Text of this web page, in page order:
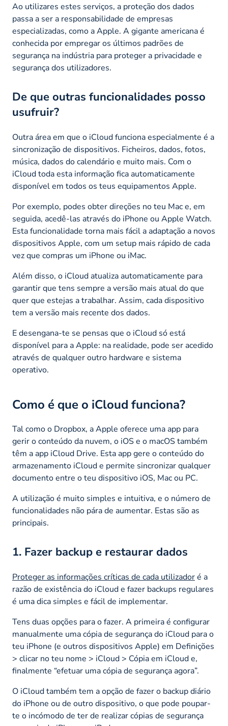
Ao utilizares estes serviços, a proteção dos dados
passa a ser a responsabilidade de empresas
especializadas, como a Apple. A gigante americana é
conhecida por empregar os últimos padrões de
segurança na indústria para proteger a privacidade e
segurança dos utilizadores.
De que outras funcionalidades posso
usufruir?
Outra área em que o iCloud funciona especialmente é a
sincronização de dispositivos. Ficheiros, dados, fotos,
música, dados do calendário e muito mais. Com o
iCloud toda esta informação fica automaticamente
disponível em todos os teus equipamentos Apple.
Por exemplo, podes obter direções no teu Mac e, em
seguida, acedê-las através do iPhone ou Apple Watch.
Esta funcionalidade torna mais fácil a adaptação a novos
dispositivos Apple, com um setup mais rápido de cada
vez que compras um iPhone ou iMac.
Além disso, o iCloud atualiza automaticamente para
garantir que tens sempre a versão mais atual do que
quer que estejas a trabalhar. Assim, cada dispositivo
tem a versão mais recente dos dados.
E desengana-te se pensas que o iCloud só está
disponível para a Apple: na realidade, pode ser acedido
através de qualquer outro hardware e sistema
operativo.
Como é que o iCloud funciona?
Tal como o Dropbox, a Apple oferece uma app para
gerir o conteúdo da nuvem, o iOS e o macOS também
têm a app iCloud Drive. Esta app gere o conteúdo do
armazenamento iCloud e permite sincronizar qualquer
documento entre o teu dispositivo iOS, Mac ou PC.
A utilização é muito simples e intuitiva, e o número de
funcionalidades não pára de aumentar. Estas são as
principais.
1. Fazer backup e restaurar dados
Proteger as informações críticas de cada utilizadoré a
razão de existência do iCloud e fazer backups regulares
é uma dica simples e fácil de implementar.
Tens duas opções para o fazer. A primeira é configurar
manualmente uma cópia de segurança do iCloud para o
teu iPhone (e outros dispositivos Apple) em Definições
> clicar no teu nome > iCloud > Cópia em iCloud e,
finalmente “efetuar uma cópia de segurança agora”.
O iCloud também tem a opção de fazer o backup diário
do iPhone ou de outro dispositivo, o que pode poupar-
te o incómodo de ter de realizar cópias de segurança